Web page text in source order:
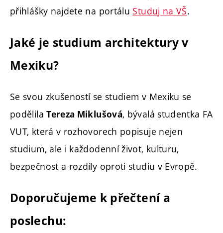
přihlášky najdete na portálu Studuj na VŠ.
Jaké je studium architektury v
Mexiku?
Se svou zkušeností se studiem v Mexiku se
podělilaTereza Miklušová, bývalá studentka FA
VUT, která v rozhovorech popisuje nejen
studium, ale i každodenní život, kulturu,
bezpečnost a rozdíly oproti studiu v Evropě.
Doporučujeme k přečtení a
poslechu: